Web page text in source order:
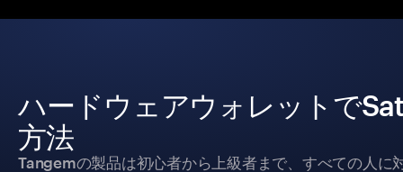
ハードウェアウォレットで
方法
Tangemの製品は初心者から上級者まで、すべての人に